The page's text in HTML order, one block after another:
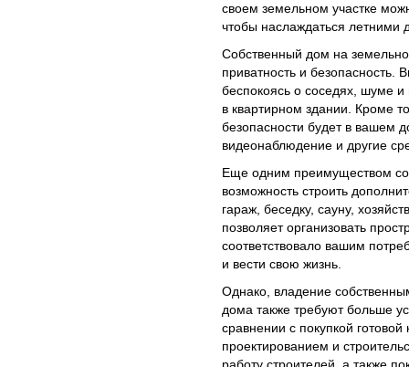
своем земельном участке
чтобы наслаждаться летними
Собственный дом на
приватность и
беспокоясь о соседях, шуме и
в квартирном здании. Кроме
безопасности будет в вашем
видеонаблюдение и другие
Еще одним преимуществом
возможность строить
гараж, беседку, сауну,
позволяет организовать
соответствовало вашим
и вести свою жизнь.
Однако, владение
дома также требуют больше
сравнении с покупкой
проектированием и